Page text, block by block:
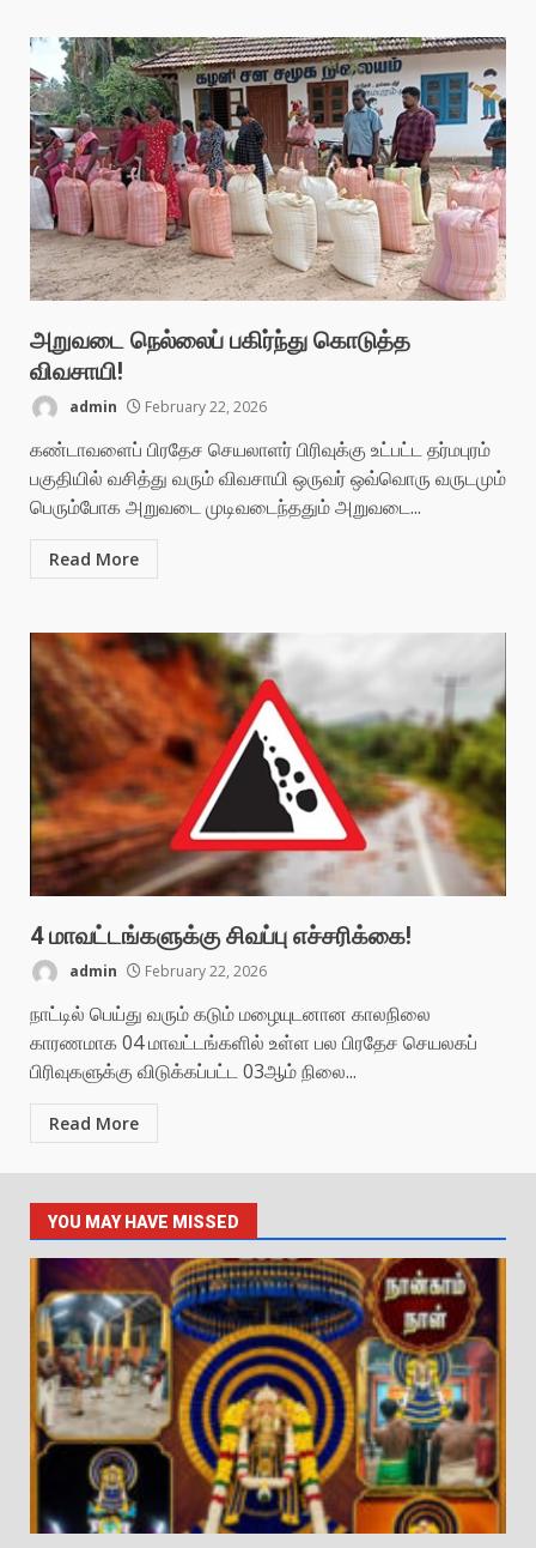
அறுவடை நெல்லைப் பகிர்ந்து கொடுத்த
விவசாயி!
admin February 22, 2026
கண்டாவளைப் பிரதேச செயலாளர் பிரிவுக்கு உட்பட்ட தர்மபுரம்
பகுதியில் வசித்து வரும் விவசாயி ஒருவர் ஒவ்வொரு வருடமும்
பெரும்போக அறுவடை முடிவடைந்ததும் அறுவடை...
Read More
4 மாவட்டங்களுக்கு சிவப்பு எச்சரிக்கை!
admin February 22, 2026
நாட்டில் பெய்து வரும் கடும் மழையுடனான காலநிலை
காரணமாக 04 மாவட்டங்களில் உள்ள பல பிரதேச செயலகப்
பிரிவுகளுக்கு விடுக்கப்பட்ட 03ஆம் நிலை...
Read More
YOU MAY HAVE MISSED